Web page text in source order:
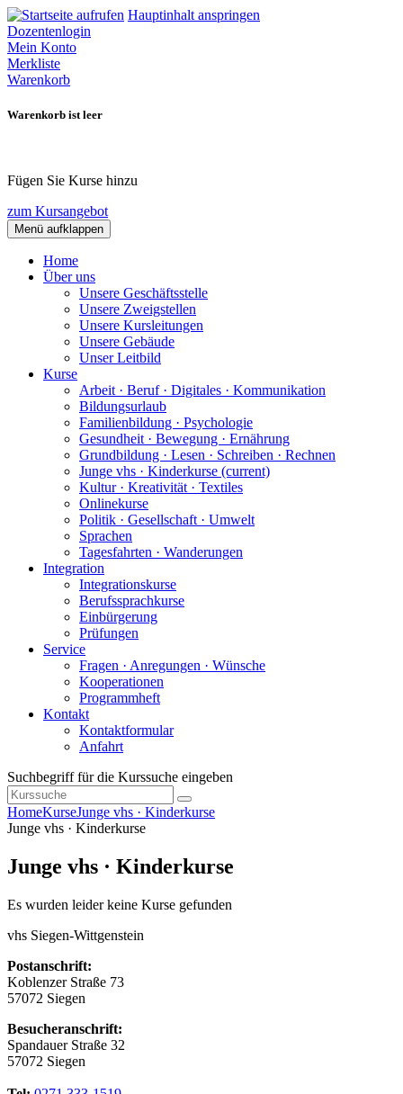
Hauptinhalt anspringen
Dozentenlogin
Mein Konto
Merkliste
Warenkorb
Warenkorb ist leer
Fügen Sie Kurse hinzu
zum Kursangebot
Menü aufklappen
Home
Über uns
Unsere Geschäftsstelle
Unsere Zweigstellen
Unsere Kursleitungen
Unsere Gebäude
Unser Leitbild
Kurse
Arbeit · Beruf · Digitales · Kommunikation
Bildungsurlaub
Familienbildung · Psychologie
Gesundheit · Bewegung · Ernährung
Grundbildung · Lesen · Schreiben · Rechnen
Junge vhs · Kinderkurse (current)
Kultur · Kreativität · Textiles
Onlinekurse
Politik · Gesellschaft · Umwelt
Sprachen
Tagesfahrten · Wanderungen
Integration
Integrationskurse
Berufssprachkurse
Einbürgerung
Prüfungen
Service
Fragen · Anregungen · Wünsche
Kooperationen
Programmheft
Kontakt
Kontaktformular
Anfahrt
Suchbegriff für die Kurssuche eingeben
HomeKurseJunge vhs · Kinderkurse
Junge vhs · Kinderkurse
Junge vhs · Kinderkurse
Es wurden leider keine Kurse gefunden
vhs Siegen-Wittgenstein
Postanschrift:
Koblenzer Straße 73
57072 Siegen
Besucheranschrift:
Spandauer Straße 32
57072 Siegen